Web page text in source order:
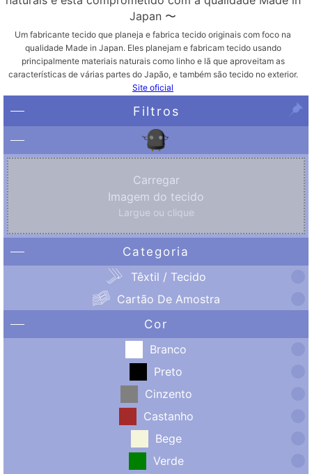
Japan 〜
Um fabricante tecido que planeja e fabrica tecido originais com foco na
qualidade Made in Japan. Eles planejam e fabricam tecido usando
principalmente materiais naturais como linho e lã que aproveitam as
características de várias partes do Japão, e também são tecido no exterior.
Site oficial
Filtros
Carregar
Imagem do tecido
Largue ou clique
Categoria
Têxtil / Tecido
Cartão De Amostra
Cor
Branco
Preto
Cinzento
Castanho
Bege
Verde